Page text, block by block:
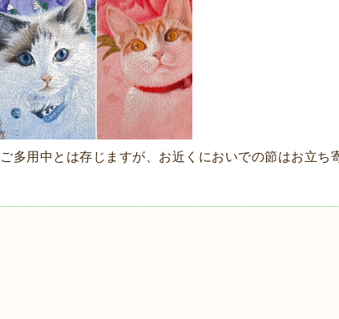
ご多用中とは存じますが、お近くにおいでの節はお立ち